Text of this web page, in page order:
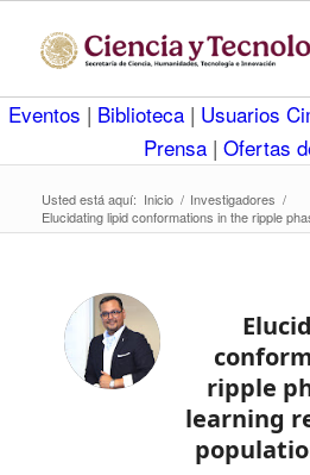
Eventos | Biblioteca | Usuarios
Prensa | Ofertas
Usted está aquí: Inicio / Investigadores /
Elucidating lipid conformations in the ripple
ripple
learning